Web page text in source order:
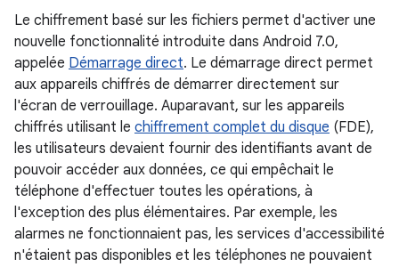
Le chiffrement basé sur les fichiers permet d'activer une
nouvelle fonctionnalité introduite dans Android 7.0,
appelée Démarrage direct. Le démarrage direct permet
aux appareils chiffrés de démarrer directement sur
l'écran de verrouillage. Auparavant, sur les appareils
chiffrés utilisant le chiffrement complet du disque (FDE),
les utilisateurs devaient fournir des identifiants avant de
pouvoir accéder aux données, ce qui empêchait le
téléphone d'effectuer toutes les opérations, à
l'exception des plus élémentaires. Par exemple, les
alarmes ne fonctionnaient pas, les services d'accessibilité
n'étaient pas disponibles et les téléphones ne pouvaient